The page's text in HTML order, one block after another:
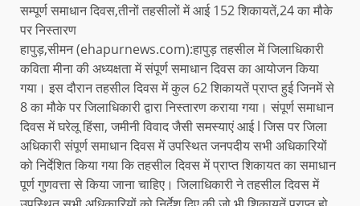
सम्पूर्ण समाधान दिवस,तीनों तहसीलों में आई 152 शिकायतें,24 का मौके
पर निस्तारण
हापुड़,सीमन (ehapurnews.com):हापुड़ तहसील में जिलाधिकारी
कविता मीना की अध्यक्षता में संपूर्ण समाधान दिवस का आयोजन किया
गया। इस दौरान तहसील दिवस में कुल 62 शिकायतें प्राप्त हुई जिनमें से
8 का मौके पर जिलाधिकारी द्वारा निस्तारण कराया गया। संपूर्ण समाधान
दिवस में घरेलू हिंसा, जमीनी विवाद जैसी समस्याएं आई l जिस पर जिला
अधिकारी संपूर्ण समाधान दिवस में उपस्थित जनपदीय सभी अधिकारियों
को निर्देशित किया गया कि तहसील दिवस में प्राप्त शिकायत का समाधान
पूर्ण गुणवत्ता से किया जाना चाहिए। जिलाधिकारी ने तहसील दिवस में